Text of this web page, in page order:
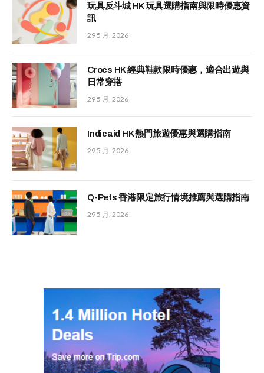
玩具反斗城 HK 玩具選購指南與限時優惠資
訊
29 5 月, 2026
Crocs HK 經典鞋款限時優惠，適合出遊與
日常穿搭
29 5 月, 2026
Indicaid HK 熱門旅遊優惠與選購指南
29 5 月, 2026
Q-Pets 香港限定旅行情境推薦與選購指南
29 5 月, 2026